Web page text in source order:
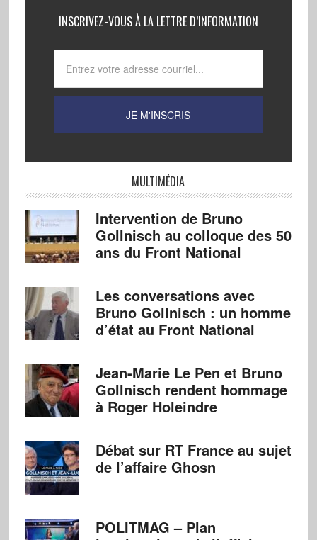
INSCRIVEZ-VOUS À LA LETTRE D’INFORMATION
MULTIMÉDIA
Intervention de Bruno
Gollnisch au colloque des 50
ans du Front National
Les conversations avec
Bruno Gollnisch : un homme
d’état au Front National
Jean-Marie Le Pen et Bruno
Gollnisch rendent hommage
à Roger Holeindre
Débat sur RT France au sujet
de l’affaire Ghosn
POLITMAG – Plan